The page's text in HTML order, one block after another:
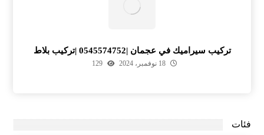
تركيب سيراميك في عجمان |0545574752 |تركيب بلاط
18 نوفمبر، 2024 129
فئات